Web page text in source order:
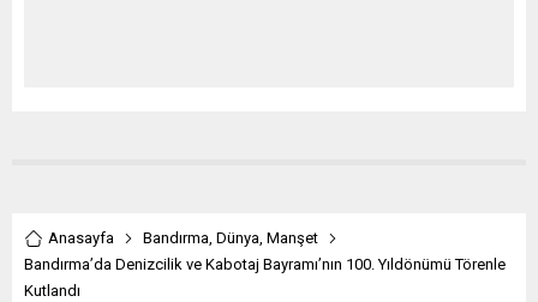
Anasayfa Bandırma, Dünya, Manşet
Bandırma’da Denizcilik ve Kabotaj Bayramı’nın 100. Yıldönümü Törenle
Kutlandı